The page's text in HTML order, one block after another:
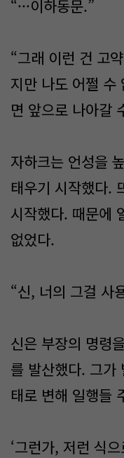
“···이하동문.”
“그래 이런 건 고
지만 나도 어쩔 수
면 앞으로 나아갈
자하크는 언성을
태우기 시작했다.
시작했다. 때문에
없었다.
“신, 너의 그걸 사
신은 부장의 명령
를 발산했다. 그가
태로 변해 일행들
‘그런가, 저런 식으